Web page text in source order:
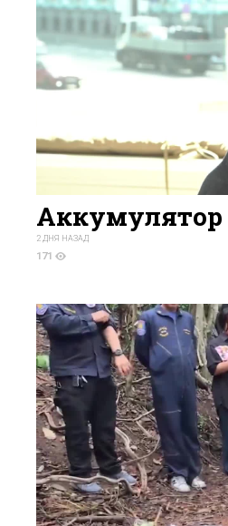
Аккумулятор
2 ДНЯ НАЗАД
171